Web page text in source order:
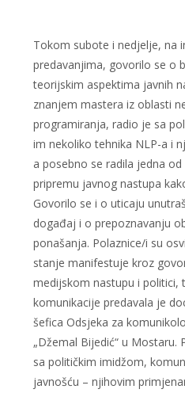
Tokom subote i nedjelje, na
predavanjima, govorilo se o
teorijskim aspektima javnih
znanjem mastera iz oblasti
programiranja, radio je sa
im nekoliko tehnika NLP-a i
a posebno se radila jedna
pripremu javnog nastupa
Govorilo se i o uticaju
događaj i o prepoznavanju
ponašanja. Polaznice/i su
stanje manifestuje kroz
medijskom nastupu i politici,
komunikacije predavala je
šefica Odsjeka za
„Džemal Bijedić“ u Mostaru.
sa političkim imidžom,
javnošću – njihovim